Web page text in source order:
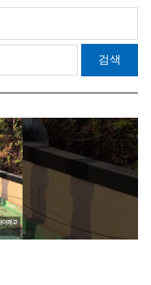
검색